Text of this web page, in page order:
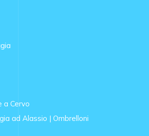
a Cervo
ad Alassio | Ombrelloni